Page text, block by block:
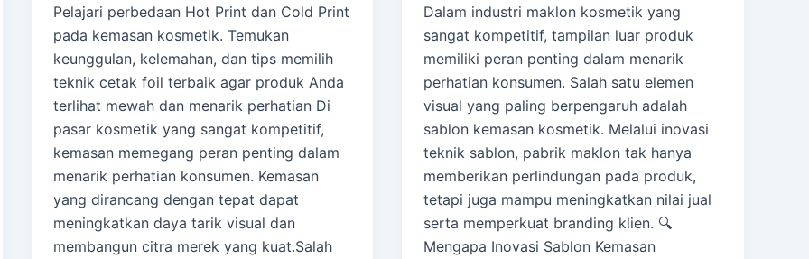
Pelajari perbedaan Hot Print dan Cold Print
pada kemasan kosmetik. Temukan
keunggulan, kelemahan, dan tips memilih
teknik cetak foil terbaik agar produk Anda
terlihat mewah dan menarik perhatian Di
pasar kosmetik yang sangat kompetitif,
kemasan memegang peran penting dalam
menarik perhatian konsumen. Kemasan
yang dirancang dengan tepat dapat
meningkatkan daya tarik visual dan
membangun citra merek yang kuat.Salah
Dalam industri maklon kosmetik yang
sangat kompetitif, tampilan luar produk
memiliki peran penting dalam menarik
perhatian konsumen. Salah satu elemen
visual yang paling berpengaruh adalah
sablon kemasan kosmetik. Melalui inovasi
teknik sablon, pabrik maklon tak hanya
memberikan perlindungan pada produk,
tetapi juga mampu meningkatkan nilai jual
serta memperkuat branding klien. 🔍
Mengapa Inovasi Sablon Kemasan